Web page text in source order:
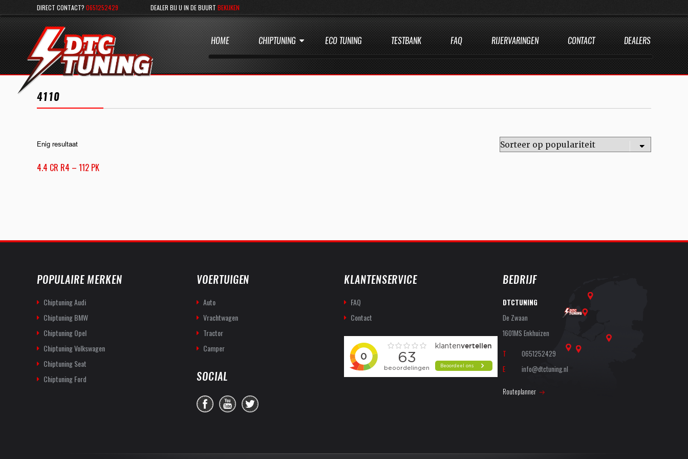
DIRECT CONTACT? 0651252429 DEALER BIJ U IN DE BUURT BEKIJKEN
HOME CHIPTUNING ECO TUNING TESTBANK FAQ RIJERVARINGEN CONTACT DEALERS
4110
Enig resultaat
4.4 CR R4 – 112 PK
POPULAIRE MERKEN
Chiptuning Audi
Chiptuning BMW
Chiptuning Opel
Chiptuning Volkswagen
Chiptuning Seat
Chiptuning Ford
VOERTUIGEN
Auto
Vrachtwagen
Tractor
Camper
SOCIAL
KLANTENSERVICE
FAQ
Contact
BEDRIJF
DTCTUNING
De Zwaan
1601MS Enkhuizen
T
0651252429
E
info@dtctuning.nl
Routeplanner